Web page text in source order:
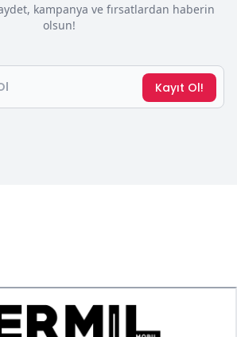
kampanya ve fırsatlardan haberin
olsun!
Kayıt Ol!